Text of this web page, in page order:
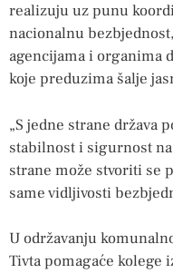
realizuju uz punu
nacionalnu
agencijama i organima
koje preduzima šalje
„S jedne strane država
stabilnost i sigurnost
strane može stvoriti se
same vidljivosti
U održavanju
Tivta pomagaće